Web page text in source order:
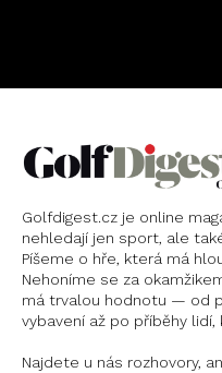
Golfdigest.cz je online
nehledají jen sport, ale
Píšeme o hře, která má
Nehoníme se za
má trvalou hodnotu — od
vybavení až po příběhy
Najdete u nás rozhovory,